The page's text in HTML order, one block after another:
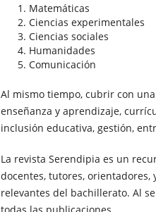
Matemáticas
Ciencias experimentales
Ciencias sociales
Humanidades
Comunicación
Al mismo tiempo, cubrir con
enseñanza y aprendizaje,
inclusión educativa, gestión,
La revista Serendipia es un
docentes, tutores,
relevantes del bachillerato. Al